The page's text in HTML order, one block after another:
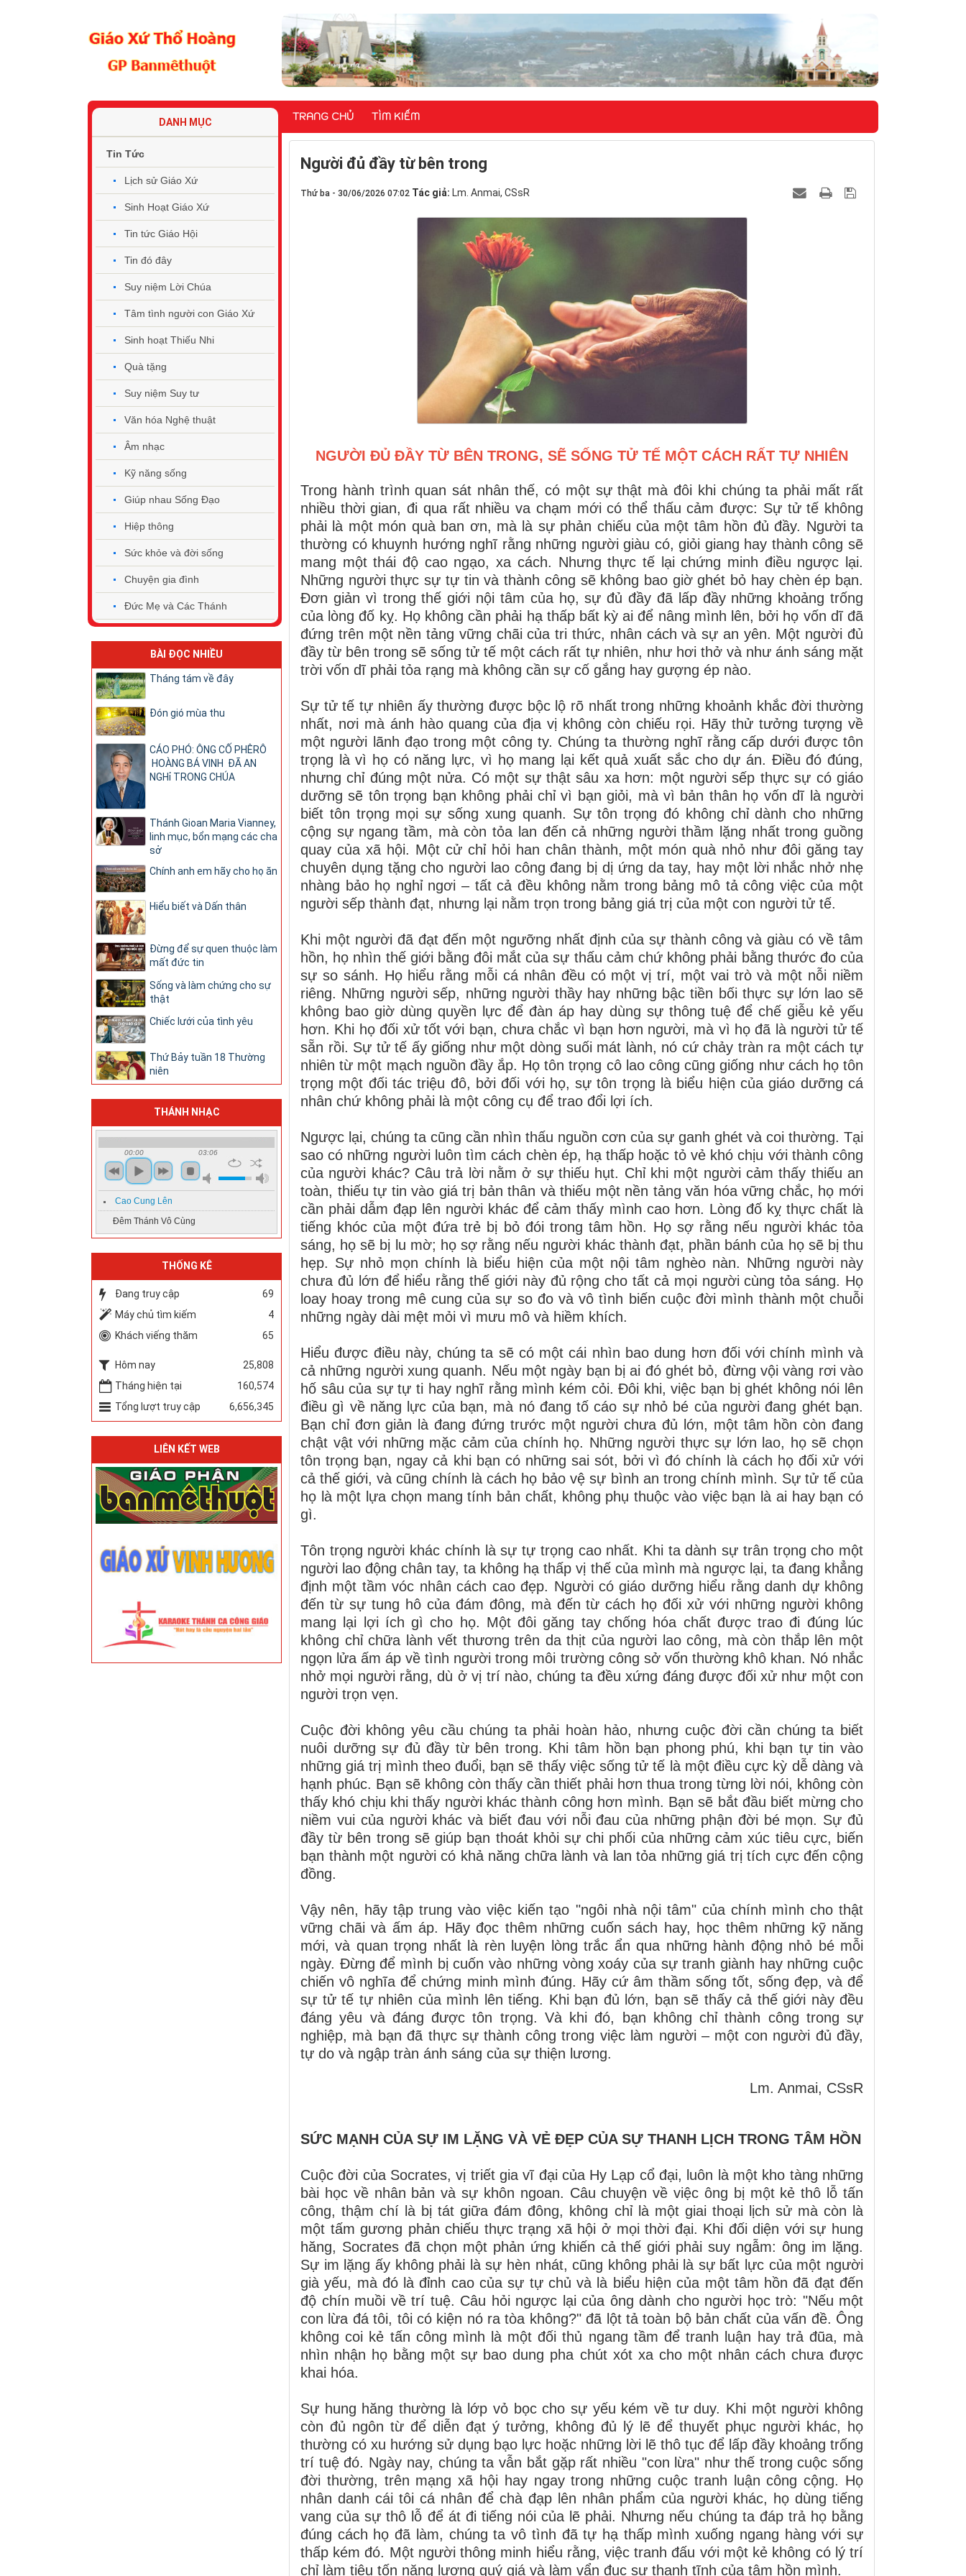
TRANG CHỦ TÌM KIẾM
Người đủ đầy từ bên trong
Thứ ba - 30/06/2026 07:02 Tác giả: Lm. Anmai, CSsR
NGƯỜI ĐỦ ĐẦY TỪ BÊN TRONG, SẼ SỐNG TỬ TẾ MỘT CÁCH RẤT TỰ NHIÊN
Trong hành trình quan sát nhân thế, có một sự thật mà đôi khi chúng ta phải mất rất
nhiều thời gian, đi qua rất nhiều va chạm mới có thể thấu cảm được: Sự tử tế không
phải là một món quà ban ơn, mà là sự phản chiếu của một tâm hồn đủ đầy. Người ta
thường có khuynh hướng nghĩ rằng những người giàu có, giỏi giang hay thành công sẽ
mang một thái độ cao ngạo, xa cách. Nhưng thực tế lại chứng minh điều ngược lại.
Những người thực sự tự tin và thành công sẽ không bao giờ ghét bỏ hay chèn ép bạn.
Đơn giản vì trong thế giới nội tâm của họ, sự đủ đầy đã lấp đầy những khoảng trống
của lòng đố kỵ. Họ không cần phải hạ thấp bất kỳ ai để nâng mình lên, bởi họ vốn dĩ đã
đứng trên một nền tảng vững chãi của tri thức, nhân cách và sự an yên. Một người đủ
đầy từ bên trong sẽ sống tử tế một cách rất tự nhiên, như hơi thở và như ánh sáng mặt
trời vốn dĩ phải tỏa rạng mà không cần sự cố gắng hay gượng ép nào.
Sự tử tế tự nhiên ấy thường được bộc lộ rõ nhất trong những khoảnh khắc đời thường
nhất, nơi mà ánh hào quang của địa vị không còn chiếu rọi. Hãy thử tưởng tượng về
một người lãnh đạo trong một công ty. Chúng ta thường nghĩ rằng cấp dưới được tôn
trọng là vì họ có năng lực, vì họ mang lại kết quả xuất sắc cho dự án. Điều đó đúng,
nhưng chỉ đúng một nửa. Có một sự thật sâu xa hơn: một người sếp thực sự có giáo
dưỡng sẽ tôn trọng bạn không phải chỉ vì bạn giỏi, mà vì bản thân họ vốn dĩ là người
biết tôn trọng mọi sự sống xung quanh. Sự tôn trọng đó không chỉ dành cho những
cộng sự ngang tầm, mà còn tỏa lan đến cả những người thầm lặng nhất trong guồng
quay của xã hội. Một cử chỉ hỏi han chân thành, một món quà nhỏ như đôi găng tay
chuyên dụng tặng cho người lao công đang bị dị ứng da tay, hay một lời nhắc nhở nhẹ
nhàng bảo họ nghỉ ngơi – tất cả đều không nằm trong bảng mô tả công việc của một
người sếp thành đạt, nhưng lại nằm trọn trong bảng giá trị của một con người tử tế.
Khi một người đã đạt đến một ngưỡng nhất định của sự thành công và giàu có về tâm
hồn, họ nhìn thế giới bằng đôi mắt của sự thấu cảm chứ không phải bằng thước đo của
sự so sánh. Họ hiểu rằng mỗi cá nhân đều có một vị trí, một vai trò và một nỗi niềm
riêng. Những người sếp, những người thầy hay những bậc tiền bối thực sự lớn lao sẽ
không bao giờ dùng quyền lực để đàn áp hay dùng sự thông tuệ để chế giễu kẻ yếu
hơn. Khi họ đối xử tốt với bạn, chưa chắc vì bạn hơn người, mà vì họ đã là người tử tế
sẵn rồi. Sự tử tế ấy giống như một dòng suối mát lành, nó cứ chảy tràn ra một cách tự
nhiên từ một mạch nguồn đầy ắp. Họ tôn trọng cô lao công cũng giống như cách họ tôn
trọng một đối tác triệu đô, bởi đối với họ, sự tôn trọng là biểu hiện của giáo dưỡng cá
nhân chứ không phải là một công cụ để trao đổi lợi ích.
Ngược lại, chúng ta cũng cần nhìn thấu nguồn cơn của sự ganh ghét và coi thường. Tại
sao có những người luôn tìm cách chèn ép, hạ thấp hoặc tỏ vẻ khó chịu với thành công
của người khác? Câu trả lời nằm ở sự thiếu hụt. Chỉ khi một người cảm thấy thiếu an
toàn, thiếu tự tin vào giá trị bản thân và thiếu một nền tảng văn hóa vững chắc, họ mới
cần phải dẫm đạp lên người khác để cảm thấy mình cao hơn. Lòng đố kỵ thực chất là
tiếng khóc của một đứa trẻ bị bỏ đói trong tâm hồn. Họ sợ rằng nếu người khác tỏa
sáng, họ sẽ bị lu mờ; họ sợ rằng nếu người khác thành đạt, phần bánh của họ sẽ bị thu
hẹp. Sự nhỏ mọn chính là biểu hiện của một nội tâm nghèo nàn. Những người này
chưa đủ lớn để hiểu rằng thế giới này đủ rộng cho tất cả mọi người cùng tỏa sáng. Họ
loay hoay trong mê cung của sự so đo và vô tình biến cuộc đời mình thành một chuỗi
những ngày dài mệt mỏi vì mưu mô và hiềm khích.
Hiểu được điều này, chúng ta sẽ có một cái nhìn bao dung hơn đối với chính mình và
cả những người xung quanh. Nếu một ngày bạn bị ai đó ghét bỏ, đừng vội vàng rơi vào
hố sâu của sự tự ti hay nghĩ rằng mình kém cỏi. Đôi khi, việc bạn bị ghét không nói lên
điều gì về năng lực của bạn, mà nó đang tố cáo sự nhỏ bé của người đang ghét bạn.
Bạn chỉ đơn giản là đang đứng trước một người chưa đủ lớn, một tâm hồn còn đang
chật vật với những mặc cảm của chính họ. Những người thực sự lớn lao, họ sẽ chọn
tôn trọng bạn, ngay cả khi bạn có những sai sót, bởi vì đó chính là cách họ đối xử với
cả thế giới, và cũng chính là cách họ bảo vệ sự bình an trong chính mình. Sự tử tế của
họ là một lựa chọn mang tính bản chất, không phụ thuộc vào việc bạn là ai hay bạn có
gì.
Tôn trọng người khác chính là sự tự trọng cao nhất. Khi ta dành sự trân trọng cho một
người lao động chân tay, ta không hạ thấp vị thế của mình mà ngược lại, ta đang khẳng
định một tầm vóc nhân cách cao đẹp. Người có giáo dưỡng hiểu rằng danh dự không
đến từ sự tung hô của đám đông, mà đến từ cách họ đối xử với những người không
mang lại lợi ích gì cho họ. Một đôi găng tay chống hóa chất được trao đi đúng lúc
không chỉ chữa lành vết thương trên da thịt của người lao công, mà còn thắp lên một
ngọn lửa ấm áp về tình người trong môi trường công sở vốn thường khô khan. Nó nhắc
nhở mọi người rằng, dù ở vị trí nào, chúng ta đều xứng đáng được đối xử như một con
người trọn vẹn.
Cuộc đời không yêu cầu chúng ta phải hoàn hảo, nhưng cuộc đời cần chúng ta biết
nuôi dưỡng sự đủ đầy từ bên trong. Khi tâm hồn bạn phong phú, khi bạn tự tin vào
những giá trị mình theo đuổi, bạn sẽ thấy việc sống tử tế là một điều cực kỳ dễ dàng và
hạnh phúc. Bạn sẽ không còn thấy cần thiết phải hơn thua trong từng lời nói, không còn
thấy khó chịu khi thấy người khác thành công hơn mình. Bạn sẽ bắt đầu biết mừng cho
niềm vui của người khác và biết đau với nỗi đau của những phận đời bé mọn. Sự đủ
đầy từ bên trong sẽ giúp bạn thoát khỏi sự chi phối của những cảm xúc tiêu cực, biến
bạn thành một người có khả năng chữa lành và lan tỏa những giá trị tích cực đến cộng
đồng.
Vậy nên, hãy tập trung vào việc kiến tạo "ngôi nhà nội tâm" của chính mình cho thật
vững chãi và ấm áp. Hãy đọc thêm những cuốn sách hay, học thêm những kỹ năng
mới, và quan trọng nhất là rèn luyện lòng trắc ẩn qua những hành động nhỏ bé mỗi
ngày. Đừng để mình bị cuốn vào những vòng xoáy của sự tranh giành hay những cuộc
chiến vô nghĩa để chứng minh mình đúng. Hãy cứ âm thầm sống tốt, sống đẹp, và để
sự tử tế tự nhiên của mình lên tiếng. Khi bạn đủ lớn, bạn sẽ thấy cả thế giới này đều
đáng yêu và đáng được tôn trọng. Và khi đó, bạn không chỉ thành công trong sự
nghiệp, mà bạn đã thực sự thành công trong việc làm người – một con người đủ đầy,
tự do và ngập tràn ánh sáng của sự thiện lương.
Lm. Anmai, CSsR
SỨC MẠNH CỦA SỰ IM LẶNG VÀ VẺ ĐẸP CỦA SỰ THANH LỊCH TRONG TÂM HỒN
Cuộc đời của Socrates, vị triết gia vĩ đại của Hy Lạp cổ đại, luôn là một kho tàng những
bài học về nhân bản và sự khôn ngoan. Câu chuyện về việc ông bị một kẻ thô lỗ tấn
công, thậm chí là bị tát giữa đám đông, không chỉ là một giai thoại lịch sử mà còn là
một tấm gương phản chiếu thực trạng xã hội ở mọi thời đại. Khi đối diện với sự hung
hăng, Socrates đã chọn một phản ứng khiến cả thế giới phải suy ngẫm: ông im lặng.
Sự im lặng ấy không phải là sự hèn nhát, cũng không phải là sự bất lực của một người
già yếu, mà đó là đỉnh cao của sự tự chủ và là biểu hiện của một tâm hồn đã đạt đến
độ chín muồi về trí tuệ. Câu hỏi ngược lại của ông dành cho người học trò: "Nếu một
con lừa đá tôi, tôi có kiện nó ra tòa không?" đã lột tả toàn bộ bản chất của vấn đề. Ông
không coi kẻ tấn công mình là một đối thủ ngang tầm để tranh luận hay trả đũa, mà
nhìn nhận họ bằng một sự bao dung pha chút xót xa cho một nhân cách chưa được
khai hóa.
Sự hung hăng thường là lớp vỏ bọc cho sự yếu kém về tư duy. Khi một người không
còn đủ ngôn từ để diễn đạt ý tưởng, không đủ lý lẽ để thuyết phục người khác, họ
thường có xu hướng sử dụng bạo lực hoặc những lời lẽ thô tục để lấp đầy khoảng trống
trí tuệ đó. Ngày nay, chúng ta vẫn bắt gặp rất nhiều "con lừa" như thế trong cuộc sống
đời thường, trên mạng xã hội hay ngay trong những cuộc tranh luận công cộng. Họ
nhân danh cái tôi cá nhân để chà đạp lên nhân phẩm của người khác, họ dùng tiếng
vang của sự thô lỗ để át đi tiếng nói của lẽ phải. Nhưng nếu chúng ta đáp trả họ bằng
đúng cách họ đã làm, chúng ta vô tình đã tự hạ thấp mình xuống ngang hàng với sự
thấp kém đó. Một người thông minh hiểu rằng, việc tranh đấu với một kẻ không có lý trí
chỉ làm tiêu tốn năng lượng quý giá và làm vẩn đục sự thanh tĩnh của tâm hồn mình.
DANH MỤC
Tin Tức
Lịch sử Giáo Xứ
Sinh Hoạt Giáo Xứ
Tin tức Giáo Hội
Tin đó đây
Suy niệm Lời Chúa
Tâm tình người con Giáo Xứ
Sinh hoạt Thiếu Nhi
Quà tặng
Suy niệm Suy tư
Văn hóa Nghệ thuật
Âm nhạc
Kỹ năng sống
Giúp nhau Sống Đạo
Hiệp thông
Sức khỏe và đời sống
Chuyện gia đình
Đức Mẹ và Các Thánh
BÀI ĐỌC NHIỀU
Tháng tám về đây
Đón gió mùa thu
CÁO PHÓ: ÔNG CỐ PHÊRÔ
HOÀNG BÁ VINH ĐÃ AN
NGHỉ TRONG CHÚA
Thánh Gioan Maria Vianney,
linh mục, bổn mạng các cha
sở
Chính anh em hãy cho họ ăn
Hiểu biết và Dấn thân
Đừng để sự quen thuộc làm
mất đức tin
Sống và làm chứng cho sự
thật
Chiếc lưới của tình yêu
Thứ Bảy tuần 18 Thường
niên
THÁNH NHẠC
00:00 03:06
Cao Cung Lên
Đêm Thánh Vô Cùng
THỐNG KÊ
Đang truy cập
69
Máy chủ tìm kiếm
4
Khách viếng thăm
65
Hôm nay
25,808
Tháng hiện tại
160,574
Tổng lượt truy cập
6,656,345
LIÊN KẾT WEB